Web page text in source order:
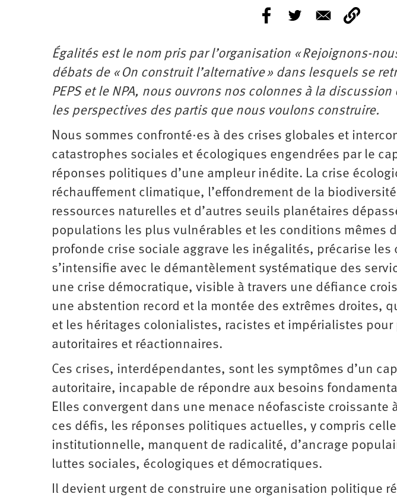
Égalités est le nom pris par l’organisation « Rejoignons-
débats de « On construit l’alternative » dans lesquels se
PEPS et le NPA, nous ouvrons nos colonnes à la
les perspectives des partis que nous voulons construire.
Nous sommes confronté·es à des crises globales et
catastrophes sociales et écologiques engendrées par le
réponses politiques d’une ampleur inédite. La crise
réchauffement climatique, l’effondrement de la
ressources naturelles et d’autres seuils planétaires
populations les plus vulnérables et les conditions mêmes
profonde crise sociale aggrave les inégalités, précarise
s’intensifie avec le démantèlement systématique des
une crise démocratique, visible à travers une défiance
une abstention record et la montée des extrêmes droites,
et les héritages colonialistes, racistes et impérialistes
autoritaires et réactionnaires.
Ces crises, interdépendantes, sont les symptômes d’un
autoritaire, incapable de répondre aux besoins
Elles convergent dans une menace néofasciste croissante
ces défis, les réponses politiques actuelles, y compris
institutionnelle, manquent de radicalité, d’ancrage
luttes sociales, écologiques et démocratiques.
Il devient urgent de construire une organisation politique